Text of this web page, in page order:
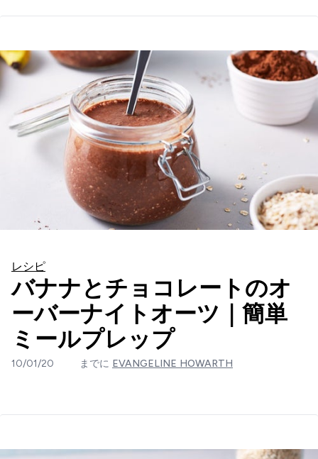
レシピ
バナナとチョコレートのオ
ーバーナイトオーツ｜簡単
ミールプレップ
10/01/20 までに EVANGELINE HOWARTH